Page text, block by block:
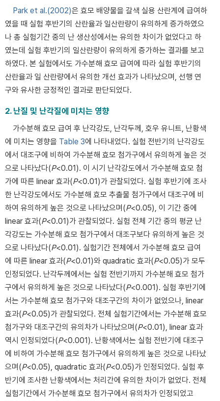
Park et al.(2002)은 효모 배양물을 갈색 실용 산란계에 급여하
였을 때 실험 후반기의 산란율과 일산란량이 유의하게 증가하였으
나 총 실험기간 중의 난 생산성에서는 유의한 차이가 없었다고 하
였는데 실험 후반기의 일산란량이 유의하게 증가하는 결과를 보고
하였다. 본 실험에서도 가수분해 효모 급여에 따라 실험 후반기의
산란율과 일 산란량에서 유의한 개선 효과가 나타났으며, 선행 연
구와 유사한 긍정적인 결과로 판단되었다.
2. 난질 및 난각질에 미치는 영향
가수분해 효모 급여 후 난각강도, 난각두께, 호우 유니트, 난황색
에 미치는 영향을 Table 3에 나타내었다. 실험 전반기의 난각강도
에서 대조구에 비하여 가수분해 효모 첨가구에서 유의하게 높은 것
으로 나타났다(P<0.01). 이 시기 난각강도에서 가수분해 효모 첨
가에 따른 linear 효과(P<0.01)가 관찰되었다. 실험 후반기에 조사
한 난각강도에서도 가수분해 효모 추출물 첨가구에서 대조구에 비
하여 유의하게 높은 것으로 나타났으며(P<0.05), 이 기간 중에
linear 효과(P<0.01)가 관찰되었다. 실험 전체 기간 중의 평균 난
각강도는 가수분해 효모 첨가구에서 대조구보다 유의하게 높은 것
으로 나타났다(P<0.01). 실험기간 전체에서 가수분해 효모 급여
에 따른 linear 효과(P<0.01)와 quadratic 효과(P<0.05)가 모두
인정되었다. 난각두께에서는 실험 전반기까지 가수분해 효모 첨가
구에서 유의하게 높은 것으로 나타났다(P<0.001). 실험 후반기에
서는 가수분해 효모 첨가구와 대조구간의 차이가 없었으나, linear
효과(P<0.05)가 관찰되었다. 전체 실험기간에서는 가수분해 효모
첨가구와 대조구간의 유의차가 나타났으며(P<0.01), linear 효과
역시 인정되었다(P<0.001). 난황색에서는 실험 전반기에 대조구
에 비하여 가수분해 효모 첨가구에서 유의하게 높은 것으로 나타났
으며(P<0.05), quadratic 효과(P<0.05)가 인정되었다. 실험 후
반기에 조사한 난황색에서는 처리간에 유의한 차이가 없었다. 전체
실험기간에서 가수분해 효모 첨가구에서 유의차가 인정되었고